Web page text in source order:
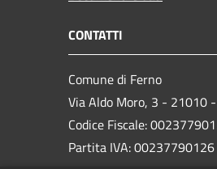
CONTATTI
Comune di Ferno
Via Aldo Moro, 3 - 21010
Codice Fiscale:
Partita IVA: 00237790126